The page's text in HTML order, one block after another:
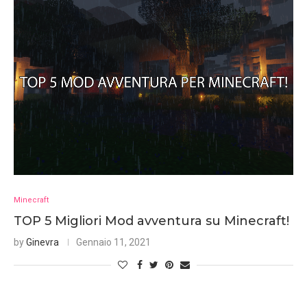
Minecraft
TOP 5 Migliori Mod avventura su Minecraft!
byGinevra Gennaio 11, 2021